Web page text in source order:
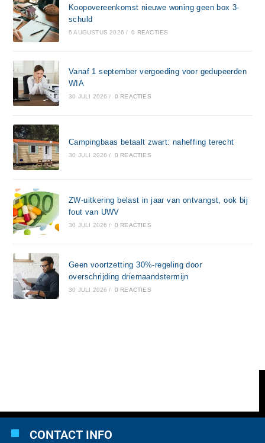
Koopovereenkomst nieuwe woning geen box 3-
schuld
6 AUGUSTUS 2026 / 0 REACTIES
Vanaf 1 september vergoeding voor gedupeerden
WIA
30 JULI 2026 / 0 REACTIES
Campingbaas betaalt zwart: naheffing terecht
30 JULI 2026 / 0 REACTIES
ZW-uitkering belast in jaar van ontvangst, ook bij
fout van UWV
30 JULI 2026 / 0 REACTIES
Geen voortzetting 30%-regeling door
overschrijding driemaandstermijn
30 JULI 2026 / 0 REACTIES
CONTACT INFO